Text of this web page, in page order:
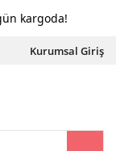
Kurumsal Giriş